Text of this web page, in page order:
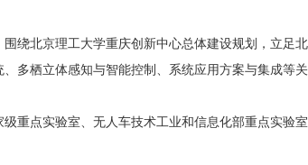
绕北京理工大学重庆创新中心总体建设规划，立足
多栖立体感知与智能控制、系统应用方案与集成等
重点实验室、无人车技术工业和信息化部重点实验